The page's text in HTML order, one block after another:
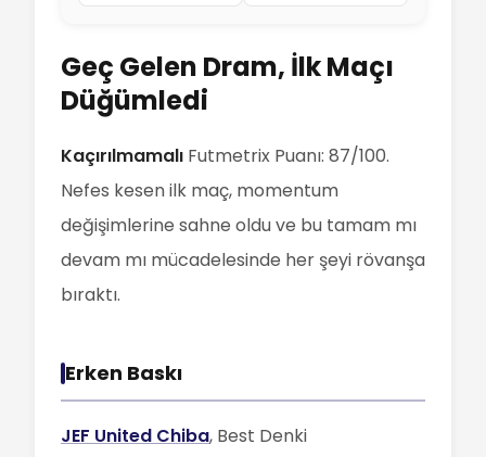
Geç Gelen Dram, İlk Maçı
Düğümledi
Kaçırılmamalı Futmetrix Puanı: 87/100.
Nefes kesen ilk maç, momentum
değişimlerine sahne oldu ve bu tamam mı
devam mı mücadelesinde her şeyi rövanşa
bıraktı.
Erken Baskı
JEF United Chiba, Best Denki